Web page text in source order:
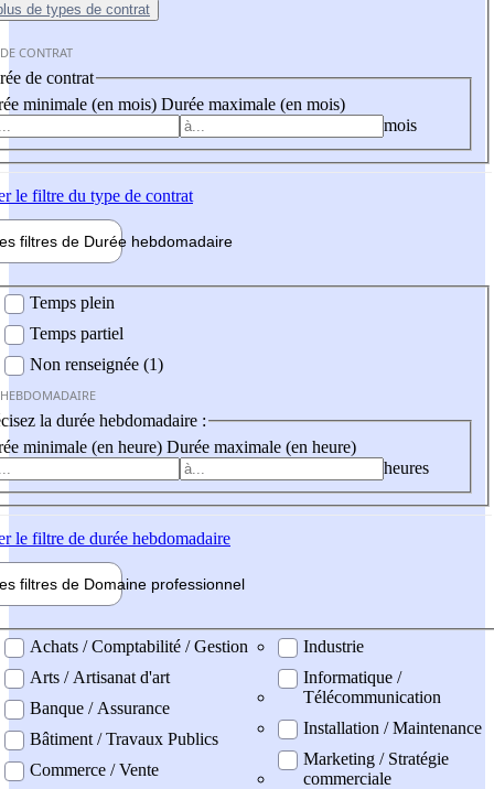
de types de contrat
CONTRAT
de contrat
minimale (en mois) Durée maximale (en mois)
mois
le filtre du type de contrat
filtres de Durée hebdomadaire
Temps plein
Temps partiel
Non renseignée (1)
la durée hebdomadaire :
minimale (en heure) Durée maximale (en heure)
heures
le filtre de durée hebdomadaire
filtres de Domaine professionnel
professionel
Achats / Comptabilité / Gestion
Arts / Artisanat d'art
Banque / Assurance
Bâtiment / Travaux Publics
Commerce / Vente
Industrie
Informatique /
Télécommunication
Installation / Maintenance
Marketing / Stratégie
commerciale